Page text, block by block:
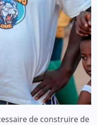
de construire de